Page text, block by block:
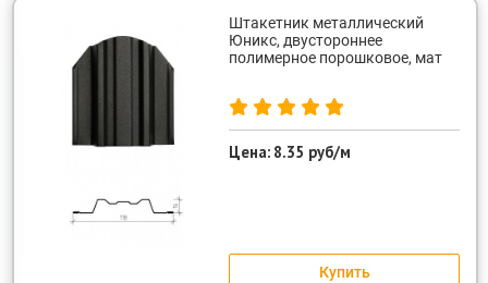
Штакетник металлический
Юникс, двустороннее
полимерное порошковое, мат
Цена: 8.35 руб/м
Купить